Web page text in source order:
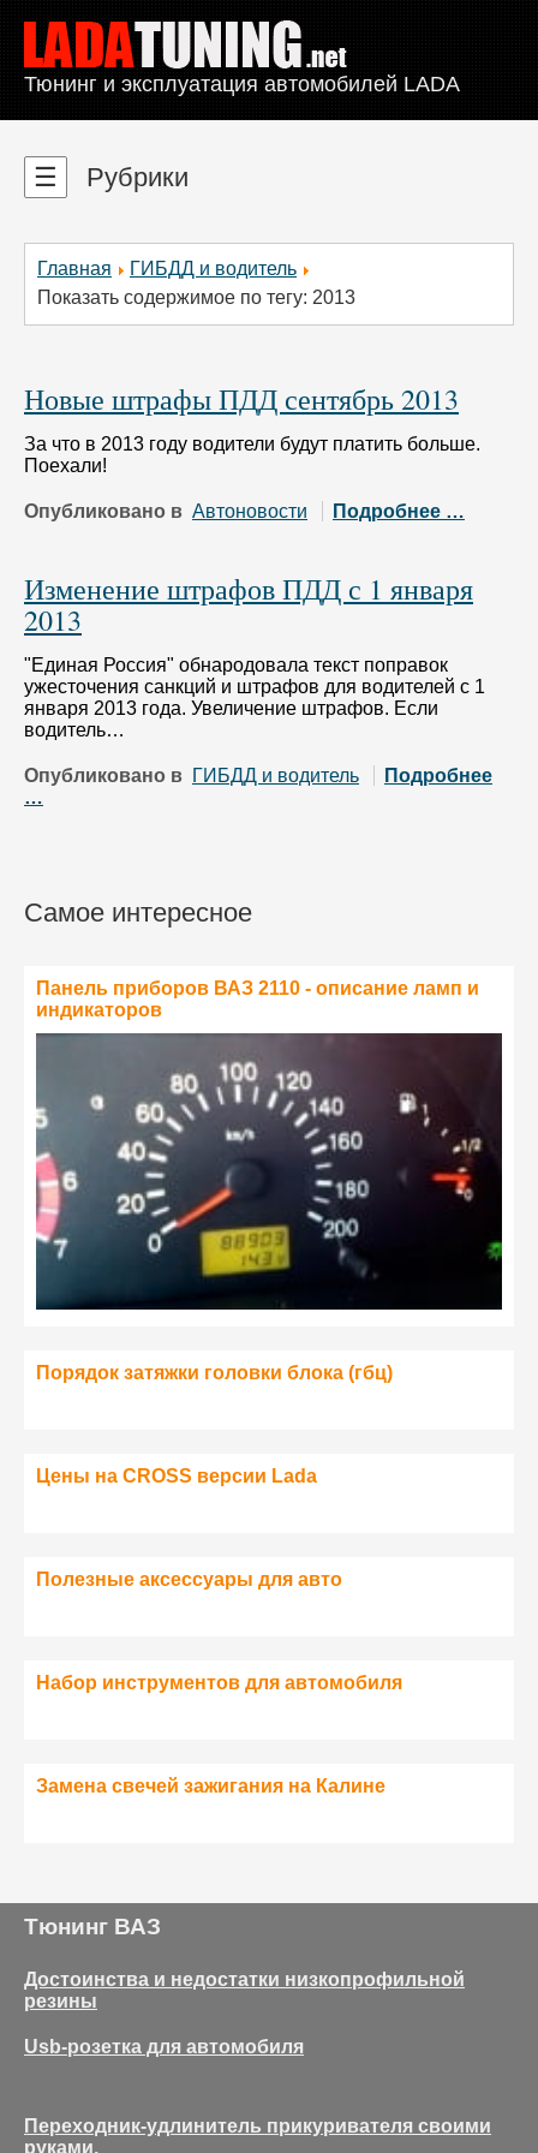
Тюнинг и эксплуатация автомобилей LADA
Главная
ГИБДД и водитель
Показать содержимое по тегу: 2013
Новые штрафы ПДД сентябрь 2013
За что в 2013 году водители будут платить больше.
Поехали!
Опубликовано в Автоновости Подробнее …
Изменение штрафов ПДД с 1 января
2013
"Единая Россия" обнародовала текст поправок
ужесточения санкций и штрафов для водителей с 1
января 2013 года. Увеличение штрафов. Если
водитель…
Опубликовано в ГИБДД и водитель
Подробнее
…
Самое интересное
Панель приборов ВАЗ 2110 - описание ламп и
индикаторов
Порядок затяжки головки блока (гбц)
Цены на CROSS версии Lada
Полезные аксессуары для авто
Набор инструментов для автомобиля
Замена свечей зажигания на Калине
☰ Рубрики
Тюнинг ВАЗ
Достоинства и недостатки низкопрофильной
резины
Usb-розетка для автомобиля
Переходник-удлинитель прикуривателя своими
руками.